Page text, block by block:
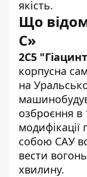
якість.
Що
С»
2С5
корпусна
на
озброєння в
модифікації
собою САУ
вести
хвилину.